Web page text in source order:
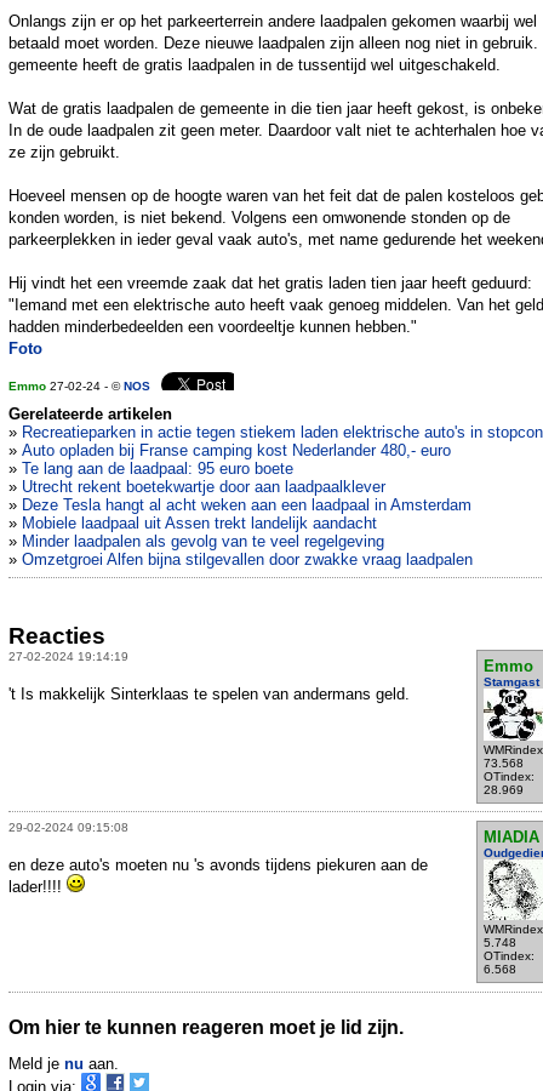
Onlangs zijn er op het parkeerterrein andere laadpalen gekomen waarbij wel
betaald moet worden. Deze nieuwe laadpalen zijn alleen nog niet in gebruik.
gemeente heeft de gratis laadpalen in de tussentijd wel uitgeschakeld.
Wat de gratis laadpalen de gemeente in die tien jaar heeft gekost, is
In de oude laadpalen zit geen meter. Daardoor valt niet te achterhalen hoe
ze zijn gebruikt.
Hoeveel mensen op de hoogte waren van het feit dat de palen kosteloos
konden worden, is niet bekend. Volgens een omwonende stonden op de
parkeerplekken in ieder geval vaak auto's, met name gedurende het
Hij vindt het een vreemde zaak dat het gratis laden tien jaar heeft geduurd:
"Iemand met een elektrische auto heeft vaak genoeg middelen. Van het geld
hadden minderbedeelden een voordeeltje kunnen hebben."
Foto
Emmo 27-02-24 - ©NOS
Gerelateerde artikelen
» Recreatieparken in actie tegen stiekem laden elektrische auto's in
» Auto opladen bij Franse camping kost Nederlander 480,- euro
» Te lang aan de laadpaal: 95 euro boete
» Utrecht rekent boetekwartje door aan laadpaalklever
» Deze Tesla hangt al acht weken aan een laadpaal in Amsterdam
» Mobiele laadpaal uit Assen trekt landelijk aandacht
» Minder laadpalen als gevolg van te veel regelgeving
» Omzetgroei Alfen bijna stilgevallen door zwakke vraag laadpalen
Reacties
27-02-2024 19:14:19
Emmo
Stamgast
73.568
OTindex:
28.969
't Is makkelijk Sinterklaas te spelen van andermans geld.
29-02-2024 09:15:08
MIADIA
5.748
OTindex:
6.568
en deze auto's moeten nu 's avonds tijdens piekuren aan de
lader!!!!
Om hier te kunnen reageren moet je lid zijn.
Meld je nu aan.
Login via: